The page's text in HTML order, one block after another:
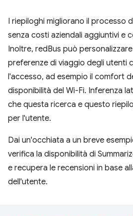
I riepiloghi migliorano il processo
senza costi aziendali aggiuntivi e
Inoltre, redBus può
preferenze di viaggio degli utenti
l'accesso, ad esempio il comfort
disponibilità del Wi-Fi. Inferenza
che questa ricerca e questo
per l'utente.
Dai un'occhiata a un breve
verifica la disponibilità di
e recupera le recensioni in base
dell'utente.